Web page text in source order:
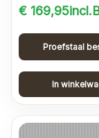
€ 169,95
Proefstaal
In